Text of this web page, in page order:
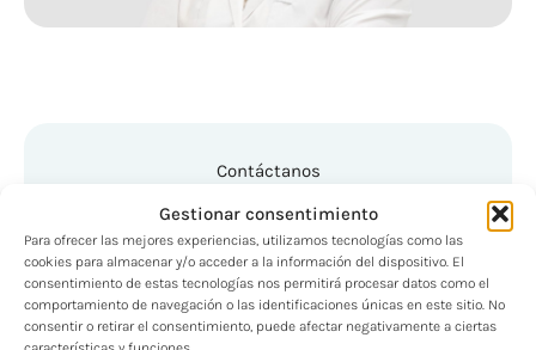
Gestionar consentimiento
Para ofrecer las mejores experiencias, utilizamos tecnologías como las
cookies para almacenar y/o acceder a la información del dispositivo. El
consentimiento de estas tecnologías nos permitirá procesar datos como el
comportamiento de navegación o las identificaciones únicas en este sitio. No
consentir o retirar el consentimiento, puede afectar negativamente a ciertas
Contáctanos
Biografía
La Dra. Mariella Rebeca Anaya Sifuentes es unaespecialista
en Otorrinolaringologíacon una destacada trayectoria
académica y profesional. Se formó como especialista en
Otorrinolaringología en el Hospital Universitario y Politécnico